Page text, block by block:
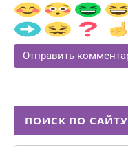
ПОИСК ПО САЙТУ
Поиск: